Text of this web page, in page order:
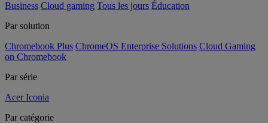
Business Cloud gaming Tous les jours Éducation
Par solution
Chromebook Plus ChromeOS Enterprise Solutions Cloud Gaming
on Chromebook
Par série
Acer Iconia
Par catégorie